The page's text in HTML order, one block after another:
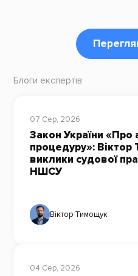
Блоги експертів
07 Сер, 2026
Закон України «Про
процедуру»:
виклики судової
НШСУ
Віктор Тимощук
04 Сер, 2026